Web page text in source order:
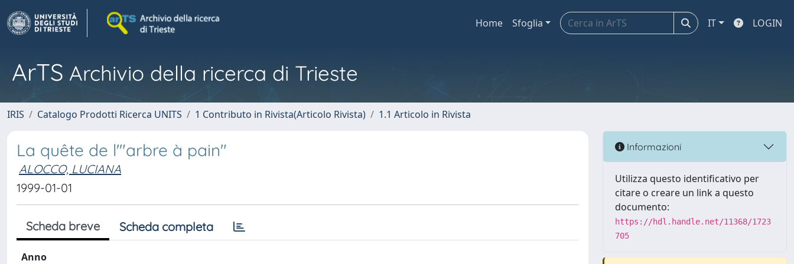
Home Sfoglia IT LOGIN
ArTS Archivio della ricerca di Trieste
IRIS Catalogo Prodotti Ricerca UNITS 1 Contributo in Rivista(Articolo Rivista) 1.1 Articolo in Rivista
La quête de l'"arbre à pain"
ALOCCO, LUCIANA
1999-01-01
Scheda breve Scheda completa
Anno
Informazioni
Utilizza questo identificativo per
citare o creare un link a questo
documento:
https://hdl.handle.net/11368/1723
705